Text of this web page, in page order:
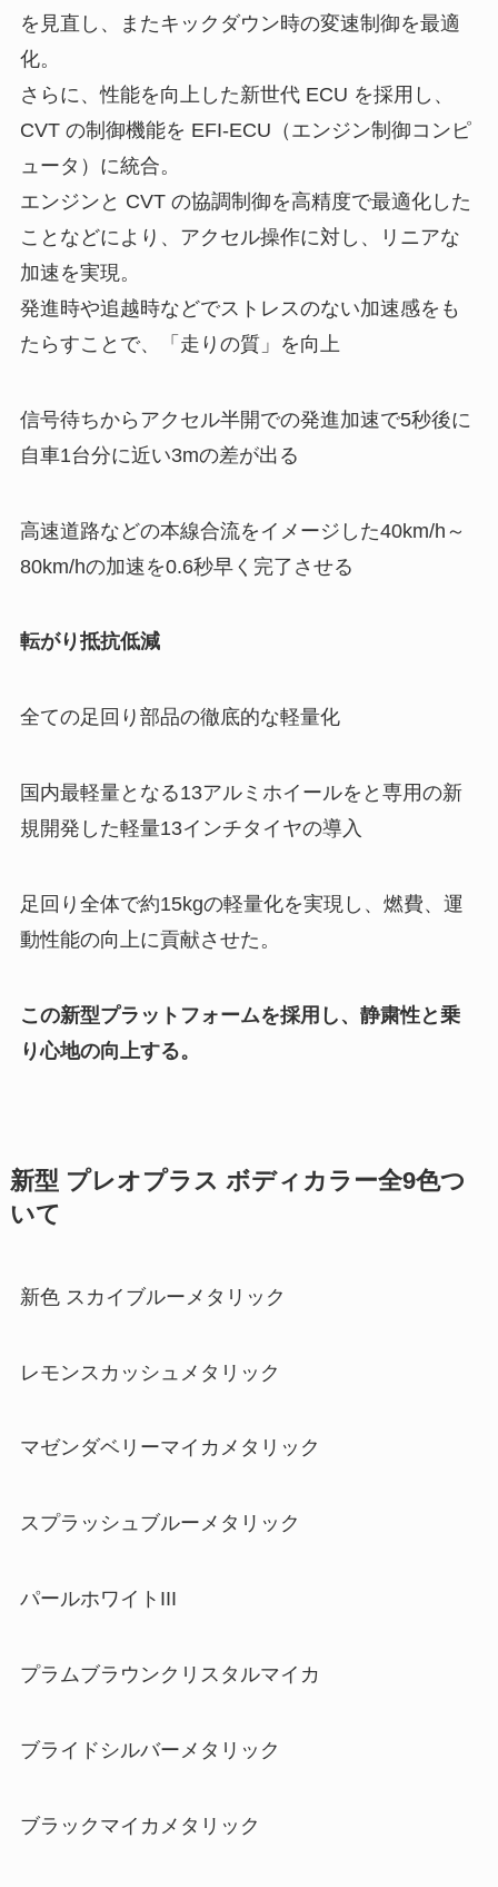
を見直し、またキックダウン時の変速制御を最適
化。
さらに、性能を向上した新世代 ECU を採用し、
CVT の制御機能を EFI-ECU（エンジン制御コンピ
ュータ）に統合。
エンジンと CVT の協調制御を高精度で最適化した
ことなどにより、アクセル操作に対し、リニアな
加速を実現。
発進時や追越時などでストレスのない加速感をも
たらすことで、「走りの質」を向上
信号待ちからアクセル半開での発進加速で5秒後に
自車1台分に近い3mの差が出る
高速道路などの本線合流をイメージした40km/h～
80km/hの加速を0.6秒早く完了させる
転がり抵抗低減
全ての足回り部品の徹底的な軽量化
国内最軽量となる13アルミホイールをと専用の新
規開発した軽量13インチタイヤの導入
足回り全体で約15kgの軽量化を実現し、燃費、運
動性能の向上に貢献させた。
この新型プラットフォームを採用し、静粛性と乗
り心地の向上する。
新型 プレオプラス ボディカラー全9色つ
いて
新色 スカイブルーメタリック
レモンスカッシュメタリック
マゼンダベリーマイカメタリック
スプラッシュブルーメタリック
パールホワイトIII
プラムブラウンクリスタルマイカ
ブライドシルバーメタリック
ブラックマイカメタリック